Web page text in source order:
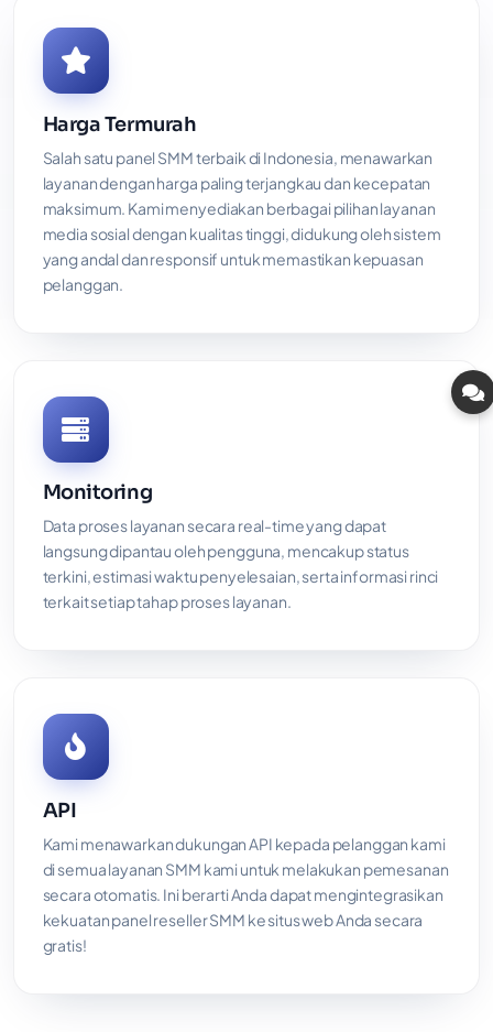
Harga Termurah
Salah satu panel SMM terbaik di Indonesia, menawarkan
layanan dengan harga paling terjangkau dan kecepatan
maksimum. Kami menyediakan berbagai pilihan layanan
media sosial dengan kualitas tinggi, didukung oleh sistem
yang andal dan responsif untuk memastikan kepuasan
pelanggan.
Monitoring
Data proses layanan secara real-time yang dapat
langsung dipantau oleh pengguna, mencakup status
terkini, estimasi waktu penyelesaian, serta informasi rinci
terkait setiap tahap proses layanan.
API
Kami menawarkan dukungan API kepada pelanggan kami
di semua layanan SMM kami untuk melakukan pemesanan
secara otomatis. Ini berarti Anda dapat mengintegrasikan
kekuatan panel reseller SMM ke situs web Anda secara
gratis!